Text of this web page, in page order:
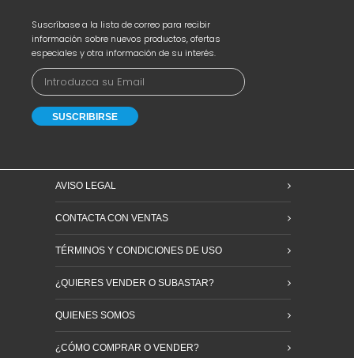
Suscríbase a la lista de correo para recibir
información sobre nuevos productos, ofertas
especiales y otra información de su interés.
AVISO LEGAL
CONTACTA CON VENTAS
TÉRMINOS Y CONDICIONES DE USO
¿QUIERES VENDER O SUBASTAR?
QUIENES SOMOS
¿CÓMO COMPRAR O VENDER?